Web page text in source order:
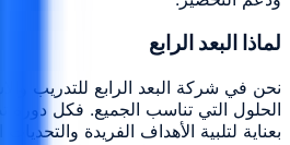
لماذا البعد الرابع
نحن في شركة البعد الرابع للتدريب
الحلول التي تناسب الجميع. فكل دورة
بعناية لتلبية الأهداف الفريدة